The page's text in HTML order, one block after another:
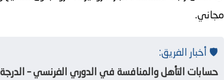
مجاني.
🛡️ أخبار الفريق:
حسابات التأهل والمنافسة في الدوري الفرنسي – الدرجة